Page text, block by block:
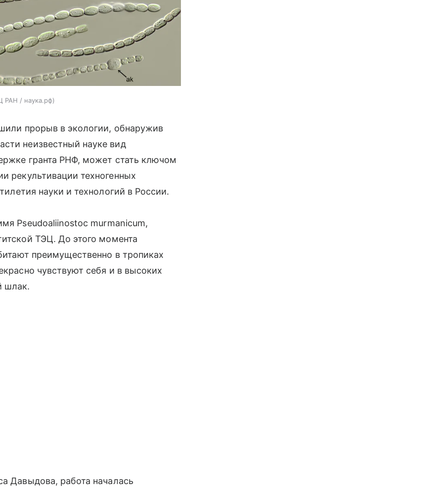
РАН / наука.рф
прорыв в экологии, обнаружив
неизвестный науке вид
гранта РНФ, может стать ключом
рекультивации техногенных
науки и технологий в России.
Pseudoaliinostoc murmanicum,
ТЭЦ. До этого момента
преимущественно в тропиках
чувствуют себя и в высоких
шлак.
Давыдова, работа началась